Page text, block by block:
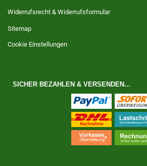
Widerrufsrecht & Widerrufsformular
Sitemap
Cookie Einstellungen
SICHER BEZAHLEN & VERSENDEN...